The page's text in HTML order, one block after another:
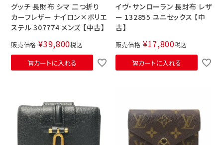
グッチ 長財布 シマ 二つ折り
カーフレザー ナイロン×ポリエ
ステル 307774 メンズ 【中古】
販売価格 ¥39,800税込
カートに入れる
イヴ・サンローラン 長財布 レザ
ー 132855 ユニセックス 【中
古】
販売価格 ¥17,800税込
カートに入れる